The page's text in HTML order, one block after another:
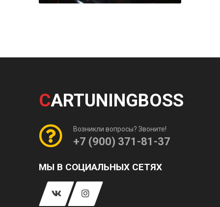
CARTUNINGBOSS
Возникли вопросы? Звоните!
+7 (900) 371-81-37
МЫ В СОЦИАЛЬНЫХ СЕТЯХ